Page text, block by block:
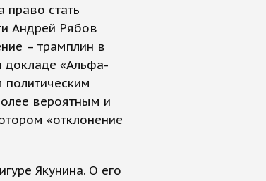
стать
Андрей Рябов
– трамплин в
докладе «Альфа-
вероятным и
«отклонение
Якунина. О его